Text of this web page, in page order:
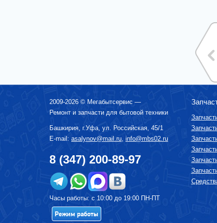
2009-2026 © Мегабытсервис —
Ремонт и запчасти для бытовой техники
Башкирия, г.Уфа, ул. Российская, 45/1
E-mail: asalynov@mail.ru, info@mbs02.ru
8 (347) 200-89-97
Часы работы: с 10:00 до 19:00 ПН-ПТ
Режим работы